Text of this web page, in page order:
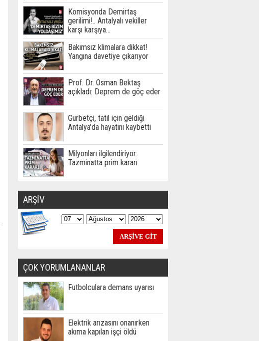
Komisyonda Demirtaş
gerilimi!.. Antalyalı vekiller
karşı karşıya…
Bakımsız klimalara dikkat!
Yangına davetiye çıkarıyor
Prof. Dr. Osman Bektaş
açıkladı: Deprem de göç eder
Gurbetçi, tatil için geldiği
Antalya'da hayatını kaybetti
Milyonları ilgilendiriyor:
Tazminatta prim kararı
ARŞİV
ÇOK YORUMLANANLAR
Futbolculara demans uyarısı
Elektrik arızasını onanırken
akıma kapılan işçi öldü